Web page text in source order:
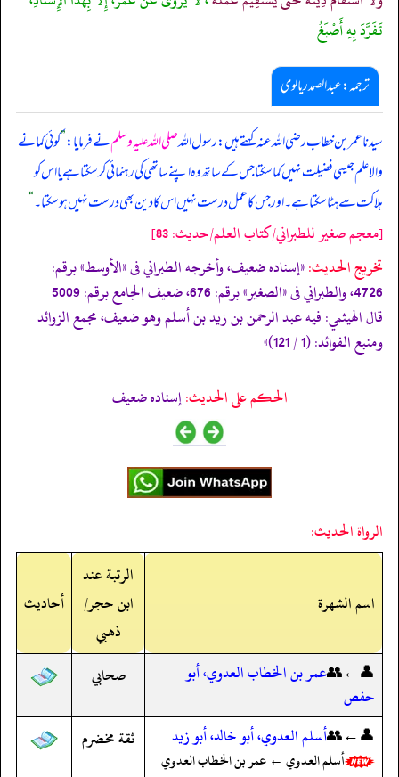
تَفَرَّدَ بِهِ أَصْبَغُ
ترجمہ: عبدالصمد ریالوی
سیدنا عمر بن خطاب رضی اللہ عنہ کہتے ہیں: رسول اللہصلی اللہ علیہ وسلمنے فرمایا:”کوئی کمانے
والا علم جیسی فضیلت نہیں کما سکتا جس کے ساتھ وہ اپنے ساتھی کی رہنمائی کر سکتا ہے یا اس کو
ہلاکت سے ہٹا سکتا ہے۔ اور جس کا عمل درست نہیں اس کا دین بھی درست نہیں ہو سکتا۔“
[معجم صغير للطبراني/كتاب العلم/حدیث: 83]
تخریج الحدیث:«إسناده ضعيف، وأخرجه الطبراني فى«الأوسط»برقم:
4726، والطبراني فى
«الصغير»برقم: 676، ضعيف الجامع برقم: 5009
قال الهيثمي: فيه عبد الرحمن بن زيد بن أسلم وهو ضعيف، مجمع الزوائد
ومنبع الفوائد: (1 / 121)»
الحكم على الحديث:إسناده ضعيف
الرواة الحديث:
اسم الشهرة
الرتبة عند
ابن حجر/
ذهبي
أحاديث
👤←👥عمر بن الخطاب العدوي، أبو
حفص
صحابي
👤←👥أسلم العدوي، أبو خالد، أبو زيد
أسلم العدوي ← عمر بن الخطاب العدوي
ثقة مخضرم